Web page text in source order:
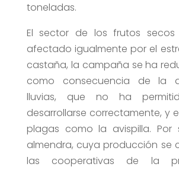
toneladas.
El sector de los frutos
afectado igualmente por el
castaña, la campaña se ha
como consecuencia de la
lluvias, que no ha
desarrollarse correctamente, y
plagas como la avispilla. Por
almendra, cuya producción se
las cooperativas de la